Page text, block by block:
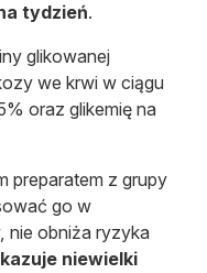
tydzień.
glikowanej
we krwi w ciągu
oraz glikemię na
preparatem z grupy
go w
nie obniża ryzyka
niewielki